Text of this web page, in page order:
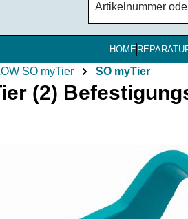
HOME
SO myTier SO myTier
(2)